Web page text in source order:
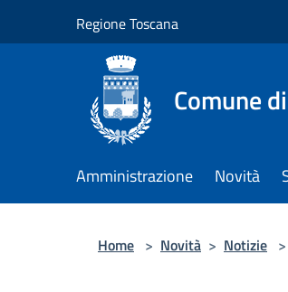
Regione Toscana
Comune
Amministrazione Novità
Home > Novità > Notizie >